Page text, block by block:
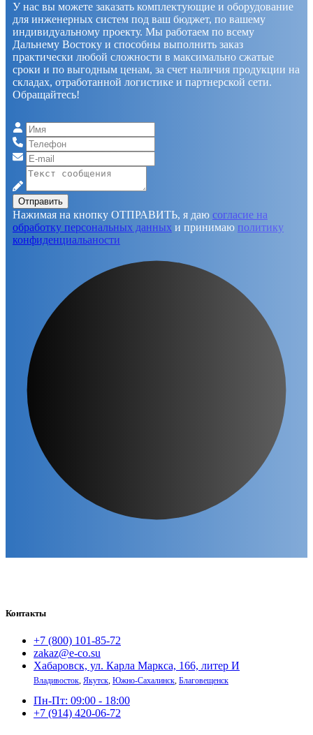
У нас вы можете заказать комплектующие и оборудование
для инженерных систем под ваш бюджет, по вашему
индивидуальному проекту. Мы работаем по всему
Дальнему Востоку и способны выполнить заказ
практически любой сложности в максимально сжатые
сроки и по выгодным ценам, за счет наличия продукции на
складах, отработанной логистике и партнерской сети.
Обращайтесь!
Отправить
Нажимая на кнопку ОТПРАВИТЬ, я даю согласие на
обработку персональных данных и принимаю политику
конфиденциальаности
Контакты
+7 (800) 101-85-72
zakaz@e-co.su
Хабаровск, ул. Карла Маркса, 166, литер И
Владивосток, Якутск, Южно-Сахалинск, Благовещенск
Пн-Пт: 09:00 - 18:00
+7 (914) 420-06-72